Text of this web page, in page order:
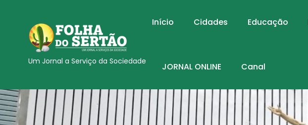
Um Jornal a Serviço da Sociedade
Início Cidades Educação
JORNAL ONLINE Canal